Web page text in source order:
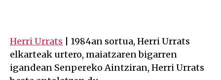
Herri Urrats | 1984an sortua, Herri Urrats
elkarteak urtero, maiatzaren bigarren
igandean Senpereko Aintziran, Herri Urrats